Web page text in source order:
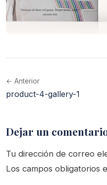
← Anterior
product-4-gallery-1
Dejar un
Tu dirección de correo
Los campos obligatorios